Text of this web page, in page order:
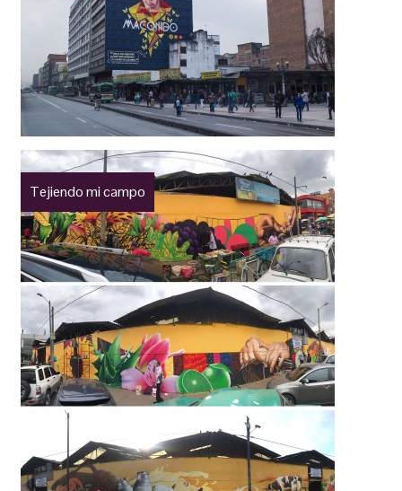
Tejiendo mi campo